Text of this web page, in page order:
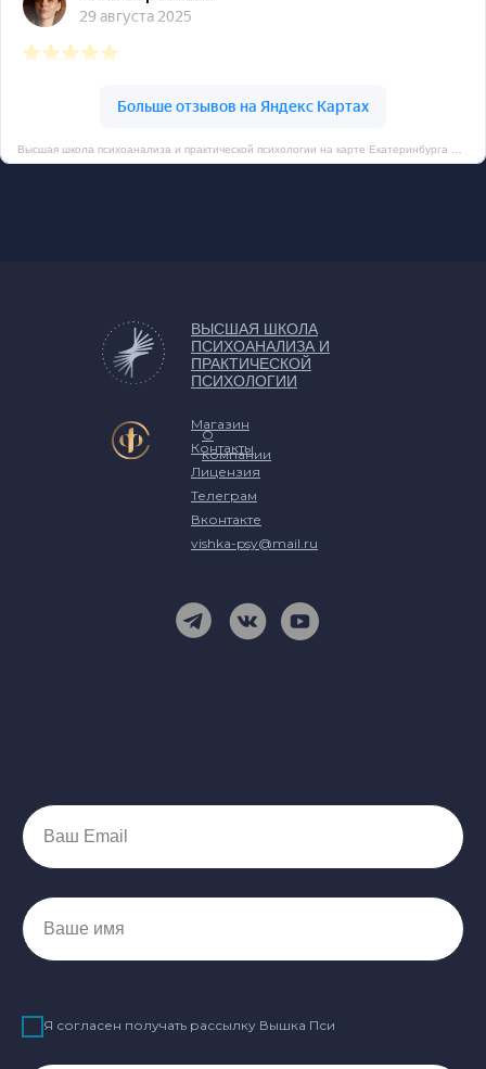
Контакты
Лицензия
Телеграм
Вконтакте
vishka-psy@mail.ru
Магазин
О
компании
ВЫСШАЯ ШКОЛА
ПСИХОАНАЛИЗА И
ПРАКТИЧЕСКОЙ
ПСИХОЛОГИИ
Ваш Email
Ваше имя
Я согласен получать рассылку Вышка Пси